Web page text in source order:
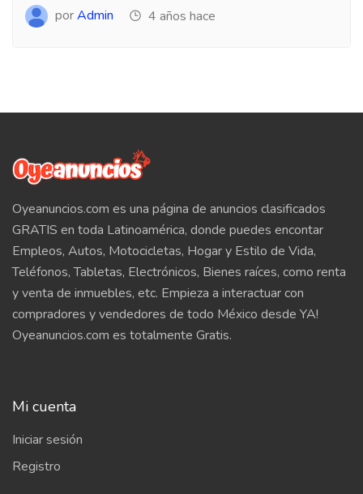
porAdmin 4 años hace
Oyeanuncios.com es una página de anuncios clasificados
GRATIS en toda Latinoamérica, donde puedes encontar
Empleos, Autos, Motocicletas, Hogar y Estilo de Vida,
Teléfonos, Tabletas, Electrónicos, Bienes raíces, como renta
y venta de inmuebles, etc. Empieza a interactuar con
compradores y vendedores de todo México desde YA!
Oyeanuncios.com es totalmente Gratis.
Mi cuenta
Iniciar sesión
Registro